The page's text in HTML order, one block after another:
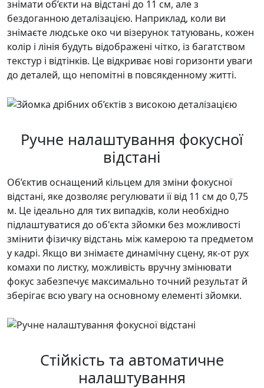
знімати об’єкти на відстані до 11 см, але з
бездоганною деталізацією. Наприклад, коли ви
знімаєте людське око чи візерунок татуювань, кожен
колір і лінія будуть відображені чітко, із багатством
текстур і відтінків. Це відкриває нові горизонти уваги
до деталей, що непомітні в повсякденному житті.
Ручне налаштування фокусної
відстані
Об’єктив оснащений кільцем для зміни фокусної
відстані, яке дозволяє регулювати її від 11 см до 0,75
м. Це ідеально для тих випадків, коли необхідно
підлаштуватися до об'єкта зйомки без можливості
змінити фізичку відстань між камерою та предметом
у кадрі. Якщо ви знімаєте динамічну сцену, як-от рух
комахи по листку, можливість вручну змінювати
фокус забезпечує максимально точний результат й
зберігає всю увагу на основному елементі зйомки.
Стійкість та автоматичне
налаштування